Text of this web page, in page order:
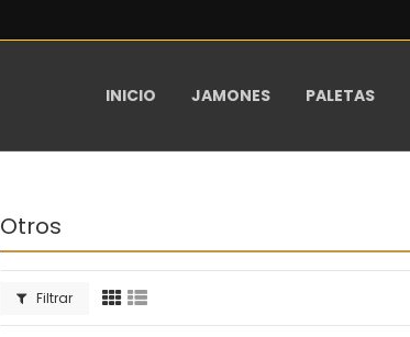
PALETAS
JAMONES
INICIO
Otros
Filtrar